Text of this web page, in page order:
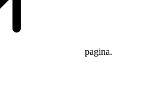
pagina.